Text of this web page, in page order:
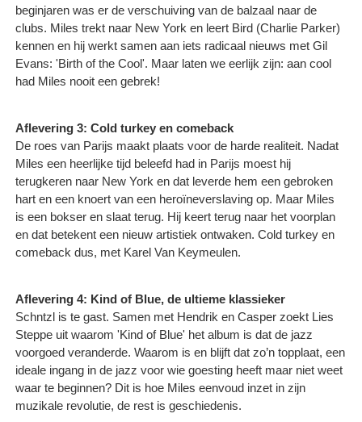
beginjaren was er de verschuiving van de balzaal naar de
clubs. Miles trekt naar New York en leert Bird (Charlie Parker)
kennen en hij werkt samen aan iets radicaal nieuws met Gil
Evans: 'Birth of the Cool'. Maar laten we eerlijk zijn: aan cool
had Miles nooit een gebrek!
Aflevering 3: Cold turkey en comeback
De roes van Parijs maakt plaats voor de harde realiteit. Nadat
Miles een heerlijke tijd beleefd had in Parijs moest hij
terugkeren naar New York en dat leverde hem een gebroken
hart en een knoert van een heroïneverslaving op. Maar Miles
is een bokser en slaat terug. Hij keert terug naar het voorplan
en dat betekent een nieuw artistiek ontwaken. Cold turkey en
comeback dus, met Karel Van Keymeulen.
Aflevering 4: Kind of Blue, de ultieme klassieker
Schntzl is te gast. Samen met Hendrik en Casper zoekt Lies
Steppe uit waarom 'Kind of Blue' het album is dat de jazz
voorgoed veranderde. Waarom is en blijft dat zo’n topplaat, een
ideale ingang in de jazz voor wie goesting heeft maar niet weet
waar te beginnen? Dit is hoe Miles eenvoud inzet in zijn
muzikale revolutie, de rest is geschiedenis. ​